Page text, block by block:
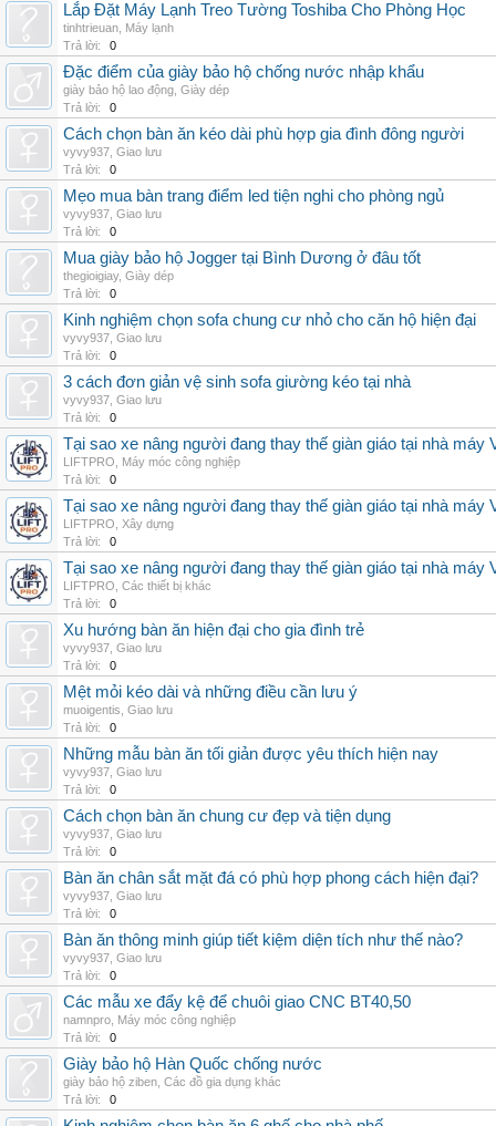
Lắp Đặt Máy Lạnh Treo Tường Toshiba Cho Phòng Học
tinhtrieuan Máy lạnh
Trả lời:
0
Đặc điểm của giày bảo hộ chống nước nhập khẩu
giày bảo hộ lao động Giày dép
Trả lời:
0
Cách chọn bàn ăn kéo dài phù hợp gia đình đông người
vyvy937 Giao lưu
Trả lời:
0
Mẹo mua bàn trang điểm led tiện nghi cho phòng ngủ
vyvy937 Giao lưu
Trả lời:
0
Mua giày bảo hộ Jogger tại Bình Dương ở đâu tốt
thegioigiay, Giày dép
Trả lời:
0
Kinh nghiệm chọn sofa chung cư nhỏ cho căn hộ hiện đại
vyvy937 Giao lưu
Trả lời:
0
3 cách đơn giản vệ sinh sofa giường kéo tại nhà
vyvy937 Giao lưu
Trả lời:
0
Tại sao xe nâng người đang thay thế giàn giáo tại nhà máy
LIFTPRO
Máy móc công nghiệp
Trả lời:
0
Tại sao xe nâng người đang thay thế giàn giáo tại nhà máy
LIFTPRO
Xây dựng
Trả lời:
0
Tại sao xe nâng người đang thay thế giàn giáo tại nhà máy
LIFTPRO Các thiết bị khác
Trả lời:
0
Xu hướng bàn ăn hiện đại cho gia đình trẻ
vyvy937 Giao lưu
Trả lời:
0
Mệt mỏi kéo dài và những điều cần lưu ý
muoigentis Giao lưu
Trả lời:
0
Những mẫu bàn ăn tối giản được yêu thích hiện nay
vyvy937 Giao lưu
Trả lời:
0
Cách chọn bàn ăn chung cư đẹp và tiện dụng
vyvy937 Giao lưu
Trả lời:
0
Bàn ăn chân sắt mặt đá có phù hợp phong cách hiện đại?
vyvy937 Giao lưu
Trả lời:
0
Bàn ăn thông minh giúp tiết kiệm diện tích như thế nào?
vyvy937 Giao lưu
Trả lời:
0
Các mẫu xe đẩy kệ để chuôi giao CNC BT40,50
namnpro Máy móc công nghiệp
Trả lời:
0
Giày bảo hộ Hàn Quốc chống nước
giày bảo hộ ziben Các đồ gia dụng khác
Trả lời:
0